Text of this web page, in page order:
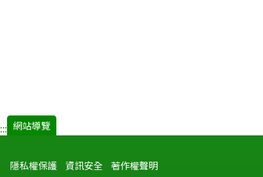
::: 網站導覽
隱私權保護 資訊安全 著作權聲明